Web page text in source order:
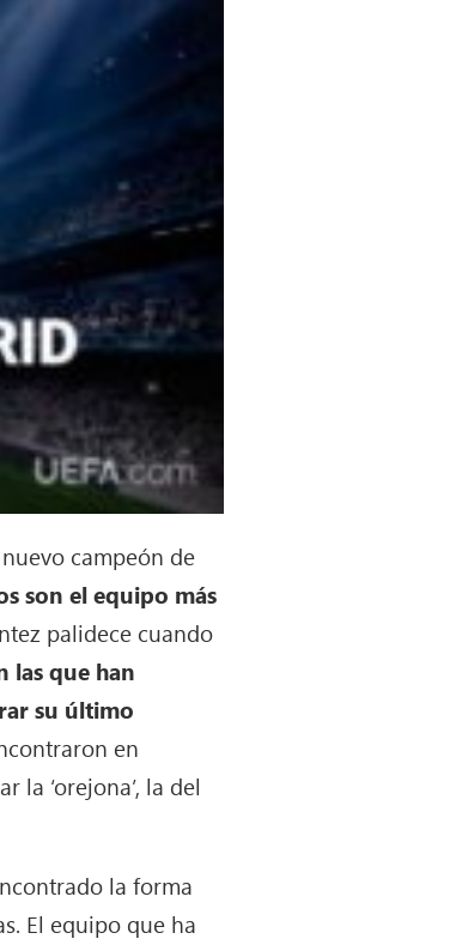
campeón de
son el equipo más
palidece cuando
las que han
su último
en
la ‘orejona’, la del
la forma
El equipo que ha